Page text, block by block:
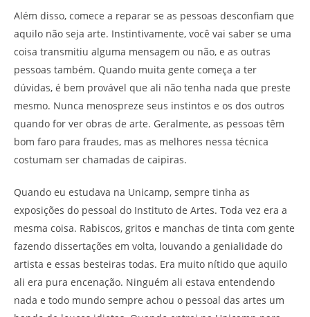
Além disso, comece a reparar se as pessoas desconfiam que
aquilo não seja arte. Instintivamente, você vai saber se uma
coisa transmitiu alguma mensagem ou não, e as outras
pessoas também. Quando muita gente começa a ter
dúvidas, é bem provável que ali não tenha nada que preste
mesmo. Nunca menospreze seus instintos e os dos outros
quando for ver obras de arte. Geralmente, as pessoas têm
bom faro para fraudes, mas as melhores nessa técnica
costumam ser chamadas de caipiras.
Quando eu estudava na Unicamp, sempre tinha as
exposições do pessoal do Instituto de Artes. Toda vez era a
mesma coisa. Rabiscos, gritos e manchas de tinta com gente
fazendo dissertações em volta, louvando a genialidade do
artista e essas besteiras todas. Era muito nítido que aquilo
ali era pura encenação. Ninguém ali estava entendendo
nada e todo mundo sempre achou o pessoal das artes um